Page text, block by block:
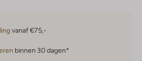
vanaf €75,-
binnen 30 dagen*